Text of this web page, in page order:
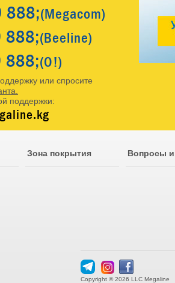
888;(Megacom)
888;(Beeline)
888;(O!)
или спросите
поддержки:
Зона покрытия Вопросы
Copyright © 2026 LLC Megaline